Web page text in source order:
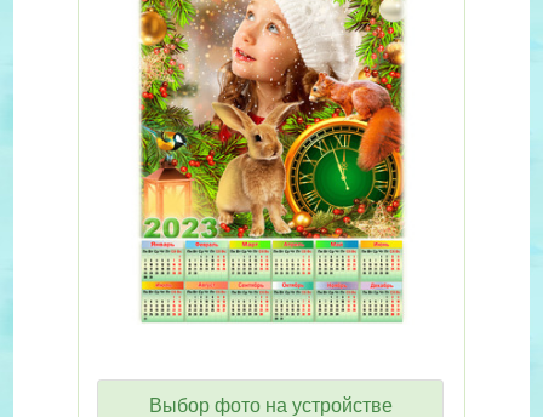
Выбор фото на устройстве